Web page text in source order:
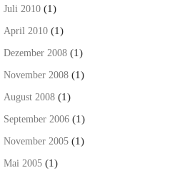
Juli 2010 (1)
April 2010 (1)
Dezember 2008 (1)
November 2008 (1)
August 2008 (1)
September 2006 (1)
November 2005 (1)
Mai 2005 (1)